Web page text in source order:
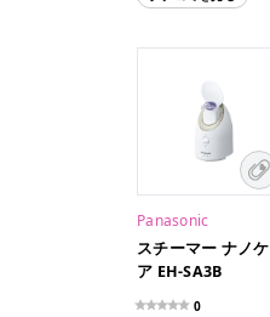
Panasonic
スチーマー ナノケ
ア EH-SA3B
0